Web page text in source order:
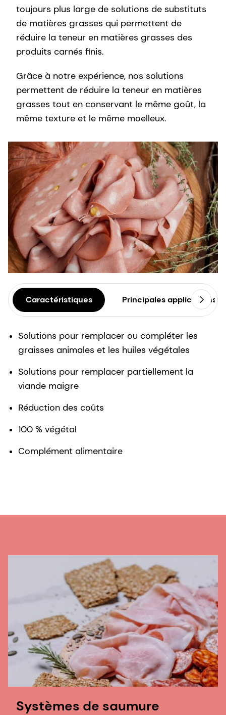
toujours plus large de solutions de substituts
de matières grasses qui permettent de
réduire la teneur en matières grasses des
produits carnés finis.
Grâce à notre expérience, nos solutions
permettent de réduire la teneur en matières
grasses tout en conservant le même goût, la
même texture et le même moelleux.
Caractéristiques Principales applications
Solutions pour remplacer ou compléter les
graisses animales et les huiles végétales
Solutions pour remplacer partiellement la
viande maigre
Réduction des coûts
100 % végétal
Complément alimentaire
Systèmes de saumure